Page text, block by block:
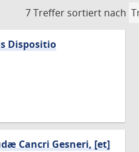
7 Treffer sortiert nach
Dispositio
Cancri Gesneri, [et]